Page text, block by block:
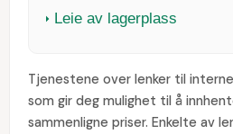
Leie av lagerplass
Tjenestene over lenker til
som gir deg mulighet til å
sammenligne priser. Enkelte av